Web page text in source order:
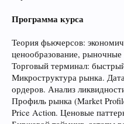
Программа курса
Теория фьючерсов:
ценообразование, рыночные
Торговый терминал:
Микроструктура рынка.
ордеров. Анализ
Профиль рынка (Market
Price Action. Ценовые